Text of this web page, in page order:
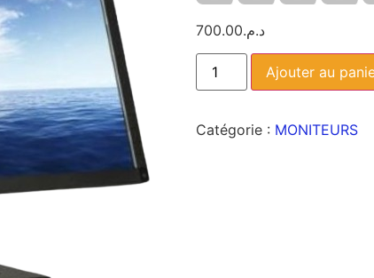
د.م.700.00
Ajouter au
Catégorie : MONITEURS